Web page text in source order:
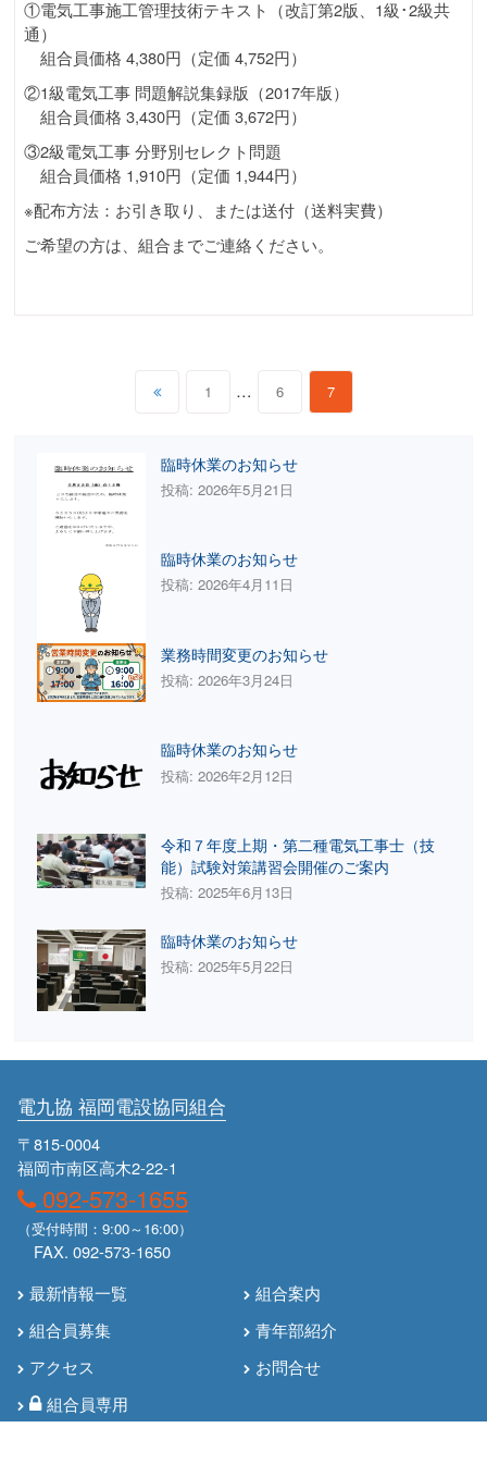
①電気工事施工管理技術テキスト（改訂第2版、1級･2級共
通）
組合員価格 4,380円（定価 4,752円）
②1級電気工事 問題解説集録版（2017年版）
組合員価格 3,430円（定価 3,672円）
③2級電気工事 分野別セレクト問題
組合員価格 1,910円（定価 1,944円）
※配布方法：お引き取り、または送付（送料実費）
ご希望の方は、組合までご連絡ください。
ペ
1 … 6 7
臨時休業のお知らせ
投稿: 2026年5月21日
臨時休業のお知らせ
投稿: 2026年4月11日
業務時間変更のお知らせ
投稿: 2026年3月24日
臨時休業のお知らせ
投稿: 2026年2月12日
令和７年度上期・第二種電気工事士（技
能）試験対策講習会開催のご案内
投稿: 2025年6月13日
臨時休業のお知らせ
投稿: 2025年5月22日
電九協 福岡電設協同組合
〒815-0004
福岡市南区高木2-22-1
092-573-1655
（受付時間：9:00～16:00）
FAX. 092-573-1650
最新情報一覧
組合案内
組合員募集
青年部紹介
アクセス
お問合せ
組合員専用